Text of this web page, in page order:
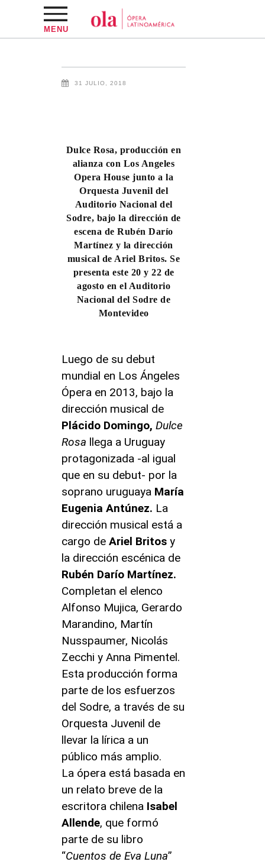
MENU
31 JULIO, 2018
Dulce Rosa, producción en
alianza con Los Angeles
Opera House junto a la
Orquesta Juvenil del
Auditorio Nacional del
Sodre, bajo la dirección de
escena de Rubén Darío
Martínez y la dirección
musical de Ariel Britos. Se
presenta este 20 y 22 de
agosto en el Auditorio
Nacional del Sodre de
Montevideo
Luego de su debut
mundial en Los Ángeles
Ópera en 2013, bajo la
dirección musical de
Plácido Domingo, Dulce
Rosa llega a Uruguay
protagonizada -al igual
que en su debut- por la
soprano uruguaya María
Eugenia Antúnez. La
dirección musical está a
cargo de Ariel Britos y
la dirección escénica de
Rubén Darío Martínez.
Completan el elenco
Alfonso Mujica, Gerardo
Marandino, Martín
Nusspaumer, Nicolás
Zecchi y Anna Pimentel.
Esta producción forma
parte de los esfuerzos
del Sodre, a través de su
Orquesta Juvenil de
llevar la lírica a un
público más amplio.
La ópera está basada en
un relato breve de la
escritora chilena Isabel
Allende, que formó
parte de su libro
“Cuentos de Eva Luna”